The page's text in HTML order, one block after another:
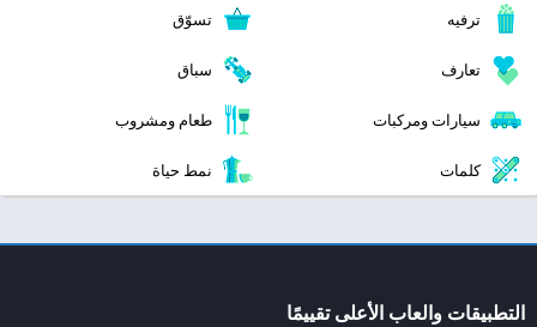
ترفيه تسوّق
تعارف سباق
سيارات ومركبات طعام ومشروب
كلمات نمط حياة
التطبيقات والعاب الأعلى تقييمًا